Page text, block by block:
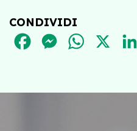
CONDIVIDI
FACEBOOKMESSENGER